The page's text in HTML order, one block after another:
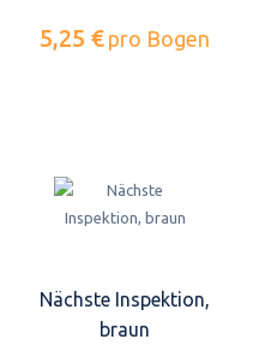
5,25 € pro Bogen
Nächste Inspektion,
braun